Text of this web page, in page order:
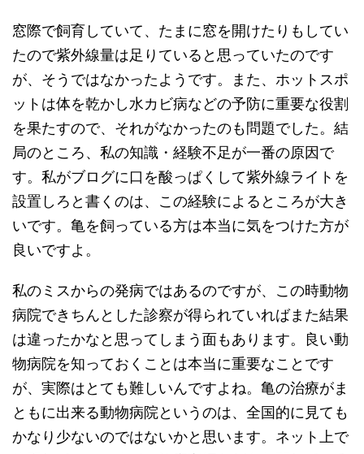
窓際で飼育していて、たまに窓を開けたりもしてい
たので紫外線量は足りていると思っていたのです
が、そうではなかったようです。また、ホットスポ
ットは体を乾かし水カビ病などの予防に重要な役割
を果たすので、それがなかったのも問題でした。結
局のところ、私の知識・経験不足が一番の原因で
す。私がブログに口を酸っぱくして紫外線ライトを
設置しろと書くのは、この経験によるところが大き
いです。亀を飼っている方は本当に気をつけた方が
良いですよ。
私のミスからの発病ではあるのですが、この時動物
病院できちんとした診察が得られていればまた結果
は違ったかなと思ってしまう面もあります。良い動
物病院を知っておくことは本当に重要なことです
が、実際はとても難しいんですよね。亀の治療がま
ともに出来る動物病院というのは、全国的に見ても
かなり少ないのではないかと思います。ネット上で